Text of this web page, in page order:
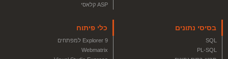
ASP קלאסי
בסיסי נתונים
SQL
PL-SQL
כלי פיתוח
Explorer 9 למפתחים
Webmatrix